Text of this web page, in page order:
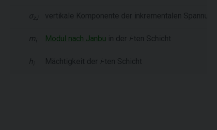
σz,i vertikale Komponente der inkrementalen
m Modul nach Janbu in der i-ten Schicht
h Mächtigkeit der i-ten Schicht